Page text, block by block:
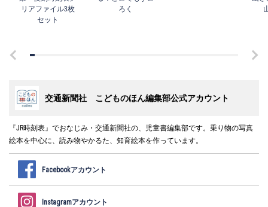
リアファイル3枚
セット
ろく
交通新聞社 こどものほん編集部公式アカウント
『JR時刻表』でおなじみ・交通新聞社の、児童書編集部です。乗り物の写真
絵本を中心に、読み物やかるた、知育絵本を作っています。
Facebookアカウント
Instagramアカウント